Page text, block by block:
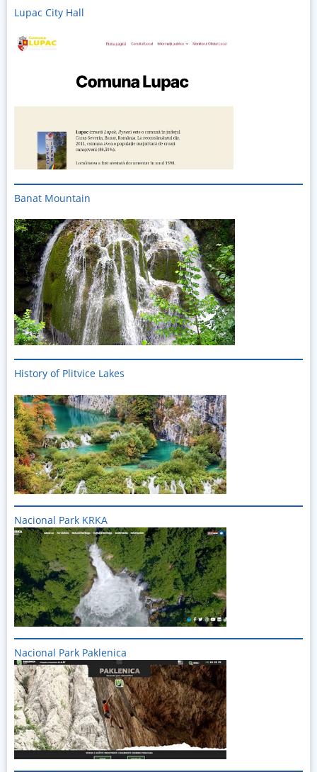
Lupac City Hall
Banat Mountain
History of Plitvice Lakes
Imagine
Nacional Park KRKA
Imagine
Nacional Park Paklenica
Imagine